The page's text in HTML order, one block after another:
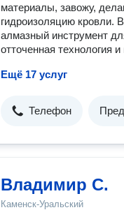
материалы, завожу,
гидроизоляцию кровли.
алмазный инструмент
отточенная технология
Ещё 17 услуг
Телефон
Владимир С.
Каменск-Уральский